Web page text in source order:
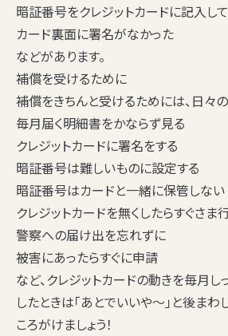
暗証番号をクレジットカードに記入し
カード裏面に署名がなかった
などがあります。
補償を受けるために
補償をきちんと受けるためには、日々
毎月届く明細書をかならず見る
クレジットカードに署名をする
暗証番号は難しいものに設定する
暗証番号はカードと一緒に保管しない
クレジットカードを無くしたらすぐさま
警察への届け出を忘れずに
被害にあったらすぐに申請
など、 クレジットカードの動きを毎月し
したときは「あとでいいや～」と後ま
ころがけましょう！